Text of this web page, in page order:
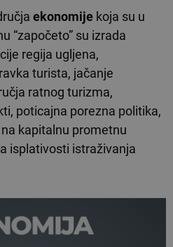
ekonomije koja su u
“započeto” su izrada
regija ugljena,
turista, jačanje
ratnog turizma,
poticajna porezna politika,
kapitalnu prometnu
isplativosti istraživanja